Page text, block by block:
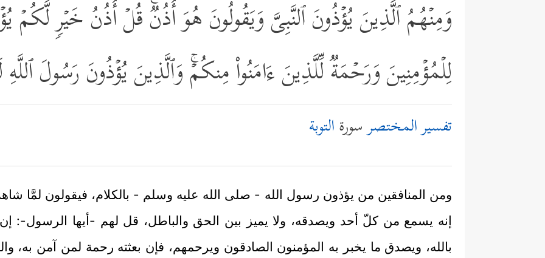
وَمِنۡهُمُ ٱلَّذِینَ یُؤۡذُونَ ٱلنَّبِیَّ وَیَقُولُونَ هُوَ أُذُنࣱۚ قُلۡ أُذُنُ خَیۡرࣲ لَّكُمۡ
لِلۡمُؤۡمِنِینَ وَرَحۡمَةࣱ لِّلَّذِینَ ءَامَنُواْ مِنكُمۡۚ وَٱلَّذِینَ یُؤۡذُونَ رَسُولَ
تفسير المختصرسورةالتوبة
ومن المنافقين من يؤذون رسول الله - صلى الله عليه وسلم - بالكلام، فيقولون لمَّا
إنه يسمع من كلّ أحد ويصدقه، ولا يميز بين الحق والباطل، قل لهم -أيها الرسول-:
بالله، ويصدق ما يخبر به المؤمنون الصادقون ويرحمهم، فإن بعثته رحمة لمن آمن به،